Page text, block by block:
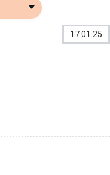
17.01.25